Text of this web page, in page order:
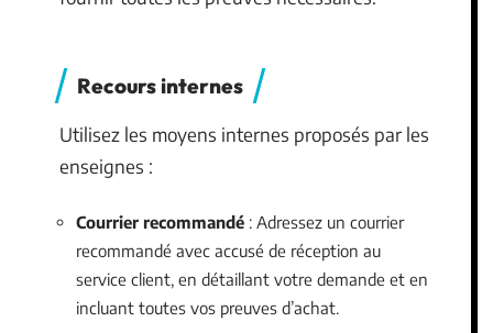
Recours internes
Utilisez les moyens internes proposés par les
enseignes :
Courrier recommandé : Adressez un courrier
recommandé avec accusé de réception au
service client, en détaillant votre demande et en
incluant toutes vos preuves d’achat.